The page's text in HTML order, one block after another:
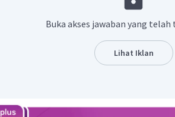
Diarahkan untuk memenuhi
Tidak bergantung pada kebutuhan
Penyajian informasi akuntansi tidak
Jadi, jawaban yang tepat adalah pilihan B.
Buka akses jawaban yang
Lihat Iklan